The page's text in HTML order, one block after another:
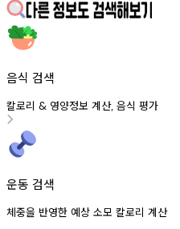
음식 검색
칼로리 & 영양정보 계산, 음식 평가
운동 검색
체중을 반영한 예상 소모 칼로리 계산